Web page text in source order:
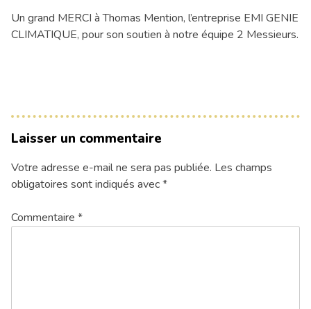
Un grand MERCI à Thomas Mention, l’entreprise EMI GENIE
CLIMATIQUE, pour son soutien à notre équipe 2 Messieurs.
Laisser un commentaire
Votre adresse e-mail ne sera pas publiée. Les champs
obligatoires sont indiqués avec*
Commentaire *